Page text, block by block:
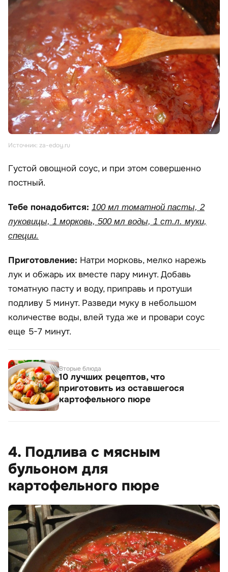
Источник: za-edoy.ru
Густой овощной соус, и при этом совершенно
постный.
Тебе понадобится: 100 мл томатной пасты, 2
луковицы, 1 морковь, 500 мл воды, 1 ст.л. муки,
специи.
Приготовление: Натри морковь, мелко нарежь
лук и обжарь их вместе пару минут. Добавь
томатную пасту и воду, приправь и протуши
подливу 5 минут. Разведи муку в небольшом
количестве воды, влей туда же и провари соус
еще 5-7 минут.
Вторые блюда
10 лучших рецептов, что
приготовить из оставшегося
картофельного пюре
4. Подлива с мясным
бульоном для
картофельного пюре